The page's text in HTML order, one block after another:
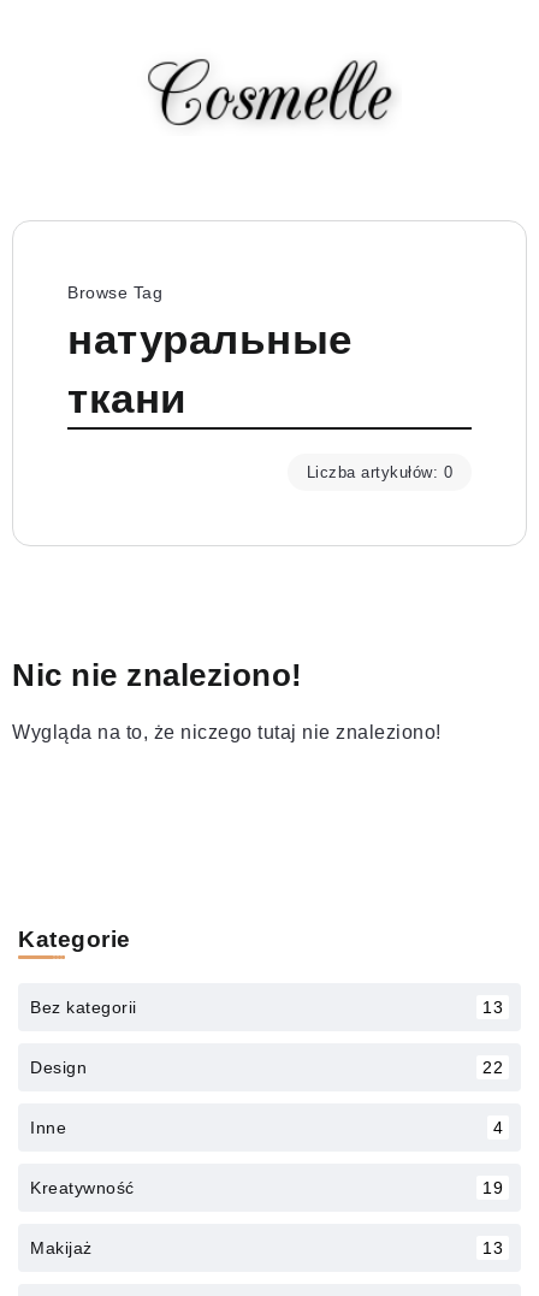
Browse Tag
натуральные
ткани
Liczba artykułów: 0
Nic nie znaleziono!
Wygląda na to, że niczego tutaj nie znaleziono!
Kategorie
Bez kategorii 13
Design 22
Inne 4
Kreatywność 19
Makijaż 13